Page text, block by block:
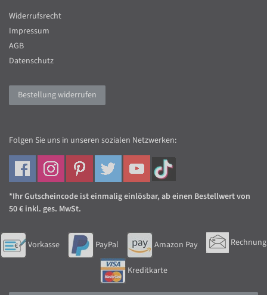
Widerrufsrecht
Impressum
AGB
Datenschutz
Bestellung widerrufen
Folgen Sie uns in unseren sozialen Netzwerken:
*Ihr Gutscheincode ist einmalig einlösbar, ab einen Bestellwert von
50 € inkl. ges. MwSt.
Vorkasse PayPal Amazon Pay Rechnung
Kreditkarte